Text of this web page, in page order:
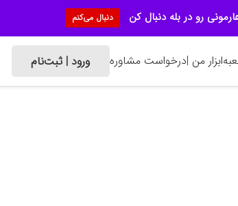
من |درخواست مشاوره ورود | ثبت‌نام
رو در بله دنبال کن دنبال می‌کنم